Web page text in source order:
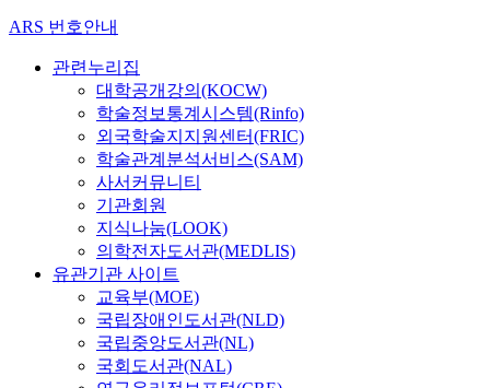
ARS 번호안내
관련누리집
대학공개강의(KOCW)
학술정보통계시스템(Rinfo)
외국학술지지원센터(FRIC)
학술관계분석서비스(SAM)
사서커뮤니티
기관회원
지식나눔(LOOK)
의학전자도서관(MEDLIS)
유관기관 사이트
교육부(MOE)
국립장애인도서관(NLD)
국립중앙도서관(NL)
국회도서관(NAL)